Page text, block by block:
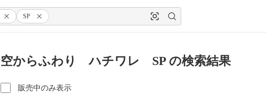
SP
空からふわり ハチワレ SP の検索結果
販売中のみ表示